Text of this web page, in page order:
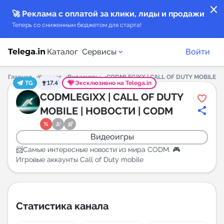
close
🚀 Реклама с оплатой за клики, лиды и продажи
Теперь со сниженным бюджетом для старта!
Каталог Сервисы
Каталог каналов
Каталог ботов
Горящие предложения
Индекс читаемости каналов в Telegram
New
Аналитика MAX каналов
Войти
Главная Каталог Видеоигры
CODMLEGIXX | CALL OF DUTY MOBILE
TG
17.4 Эксклюзивно на Telega.in
CODMLEGIXX | CALL OF DUTY
MOBILE | НОВОСТИ | CODM
Видеоигры
📨Самые интересные новости из мира CODM. 🎮
Игровые аккаунты Call of Duty mobile
Статистика канала